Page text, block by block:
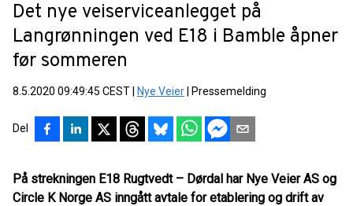
Det nye veiserviceanlegget på
Langrønningen ved E18 i Bamble åpner
før sommeren
8.5.2020 09:49:45 CEST Nye Veier Pressemelding
Del
På strekningen E18 Rugtvedt – Dørdal har Nye Veier AS og
Circle K Norge AS inngått avtale for etablering og drift av